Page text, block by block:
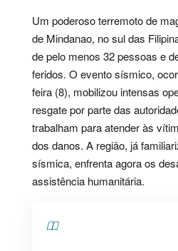
Um poderoso terremoto de
de Mindanao, no sul das
de pelo menos 32 pessoas e
feridos. O evento sísmico,
feira (8), mobilizou intensas
resgate por parte das
trabalham para atender às
dos danos. A região, já
sísmica, enfrenta agora os
assistência humanitária.